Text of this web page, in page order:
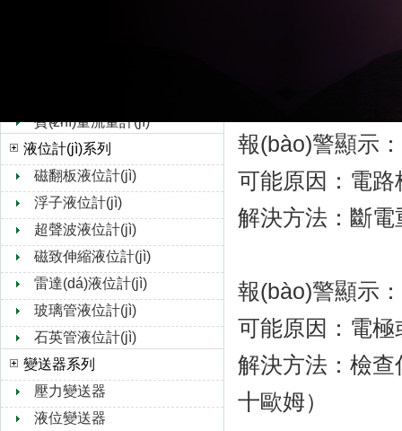
質(zhì)量流量計(jì)
液位計(jì)系列
磁翻板液位計(jì)
浮子液位計(jì)
超聲波液位計(jì)
磁致伸縮液位計(jì)
雷達(dá)液位計(jì)
玻璃管液位計(jì)
石英管液位計(jì)
變送器系列
壓力變送器
液位變送器
報(bào)警顯示
可能原因：電
解決方法：斷
報(bào)警顯示
可能原因：電極
解決方法：檢
十歐姆）